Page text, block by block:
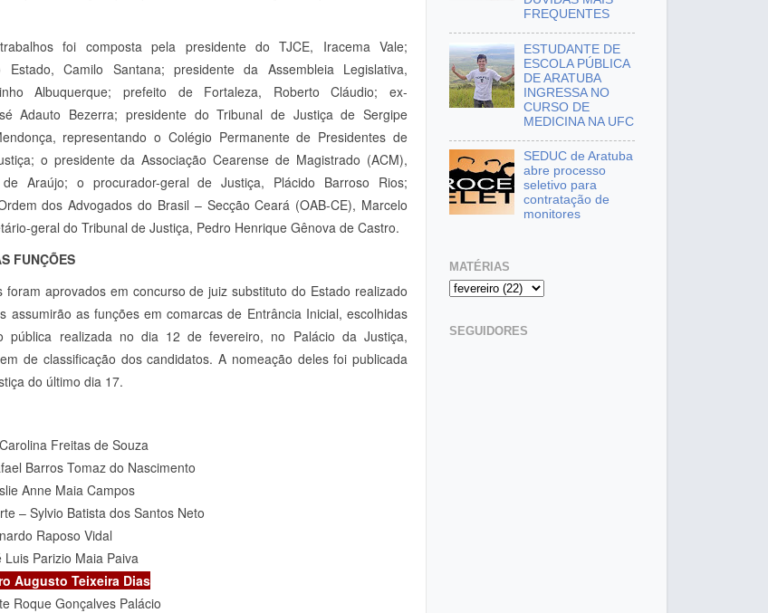
foi composta pela presidente do TJCE, Iracema Vale;
Estado, Camilo Santana; presidente da Assembleia Legislativa,
Albuquerque; prefeito de Fortaleza, Roberto Cláudio; ex-
Adauto Bezerra; presidente do Tribunal de Justiça de Sergipe
representando o Colégio Permanente de Presidentes de
o presidente da Associação Cearense de Magistrado (ACM),
Araújo; o procurador-geral de Justiça, Plácido Barroso Rios;
dos Advogados do Brasil – Secção Ceará (OAB-CE), Marcelo
geral do Tribunal de Justiça, Pedro Henrique Gênova de Castro.
FUNÇÕES
foram aprovados em concurso de juiz substituto do Estado realizado
assumirão as funções em comarcas de Entrância Inicial, escolhidas
pública realizada no dia 12 de fevereiro, no Palácio da Justiça,
de classificação dos candidatos. A nomeação deles foi publicada
do último dia 17.
Freitas de Souza
Barros Tomaz do Nascimento
Anne Maia Campos
– Sylvio Batista dos Santos Neto
Raposo Vidal
Parizio Maia Paiva
Augusto Teixeira Dias
Roque Gonçalves Palácio
FREQUENTES
ESTUDANTE DE
ESCOLA PÚBLICA
DE ARATUBA
INGRESSA NO
CURSO DE
MEDICINA NA UFC
SEDUC de Aratuba
abre processo
seletivo para
contratação de
monitores
MATÉRIAS
SEGUIDORES